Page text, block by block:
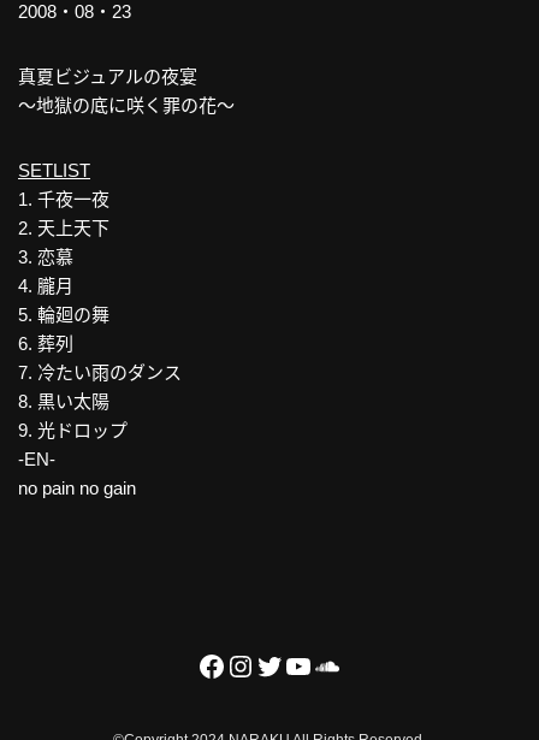
2008‧08‧23
真夏ビジュアルの夜宴
～地獄の底に咲く罪の花～
SETLIST
1. 千夜一夜
2. 天上天下
3. 恋慕
4. 朧月
5. 輪廻の舞
6. 葬列
7. 冷たい雨のダンス
8. 黒い太陽
9. 光ドロップ
-EN-
no pain no gain